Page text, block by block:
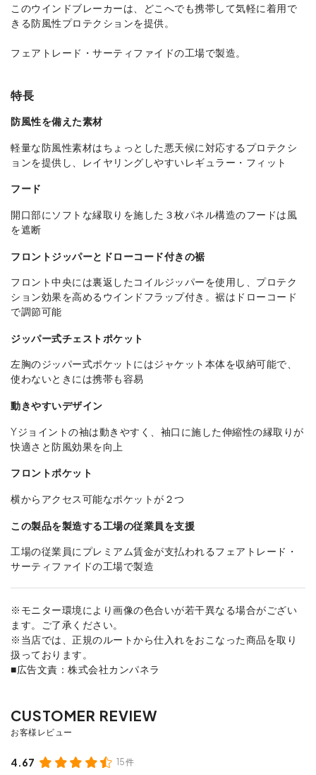
このウインドブレーカーは、どこへでも携帯して気軽に着用で
きる防風性プロテクションを提供。
フェアトレード・サーティファイドの工場で製造。
特長
防風性を備えた素材
軽量な防風性素材はちょっとした悪天候に対応するプロテクシ
ョンを提供し、レイヤリングしやすいレギュラー・フィット
フード
開口部にソフトな縁取りを施した３枚パネル構造のフードは風
を遮断
フロントジッパーとドローコード付きの裾
フロント中央には裏返したコイルジッパーを使用し、プロテク
ション効果を高めるウインドフラップ付き。裾はドローコード
で調節可能
ジッパー式チェストポケット
左胸のジッパー式ポケットにはジャケット本体を収納可能で、
使わないときには携帯も容易
動きやすいデザイン
Yジョイントの袖は動きやすく、袖口に施した伸縮性の縁取りが
快適さと防風効果を向上
フロントポケット
横からアクセス可能なポケットが２つ
この製品を製造する工場の従業員を支援
工場の従業員にプレミアム賃金が支払われるフェアトレード・
サーティファイドの工場で製造
※モニター環境により画像の色合いが若干異なる場合がござい
ます。ご了承ください。
※当店では、正規のルートから仕入れをおこなった商品を取り
扱っております。
■広告文責：株式会社カンパネラ
4.67 15件